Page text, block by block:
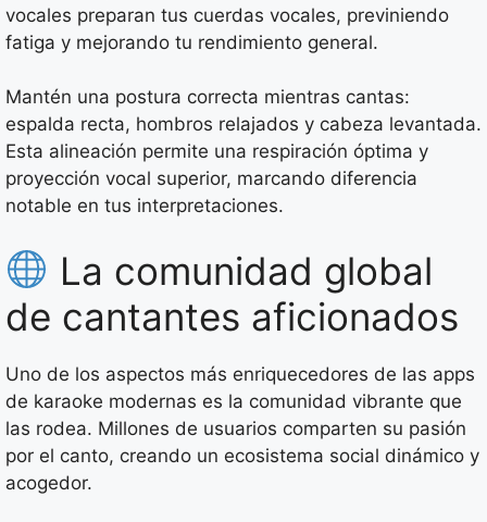
vocales preparan tus cuerdas vocales, previniendo
fatiga y mejorando tu rendimiento general.
Mantén una postura correcta mientras cantas:
espalda recta, hombros relajados y cabeza levantada.
Esta alineación permite una respiración óptima y
proyección vocal superior, marcando diferencia
notable en tus interpretaciones.
La comunidad global
de cantantes aficionados
Uno de los aspectos más enriquecedores de las apps
de karaoke modernas es la comunidad vibrante que
las rodea. Millones de usuarios comparten su pasión
por el canto, creando un ecosistema social dinámico y
acogedor.